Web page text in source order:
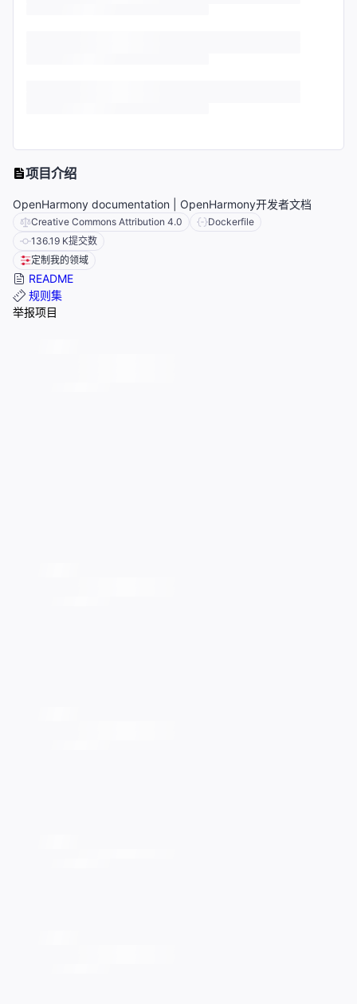
项目介绍
OpenHarmony documentation | OpenHarmony开发者文档
Creative Commons Attribution 4.0
Dockerfile
136.19 K提交数
定制我的领域
README
规则集
举报项目